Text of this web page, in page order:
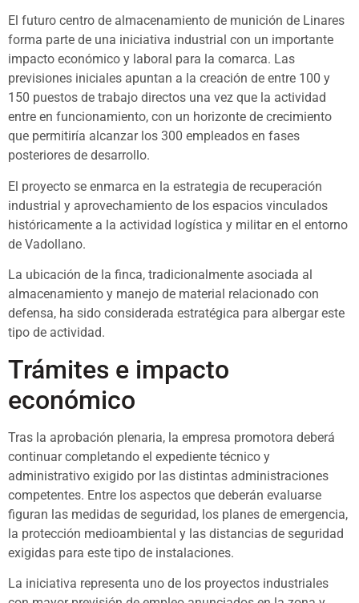
El futuro centro de almacenamiento de munición de Linares
forma parte de una iniciativa industrial con un importante
impacto económico y laboral para la comarca. Las
previsiones iniciales apuntan a la creación de entre 100 y
150 puestos de trabajo directos una vez que la actividad
entre en funcionamiento, con un horizonte de crecimiento
que permitiría alcanzar los 300 empleados en fases
posteriores de desarrollo.
El proyecto se enmarca en la estrategia de recuperación
industrial y aprovechamiento de los espacios vinculados
históricamente a la actividad logística y militar en el entorno
de Vadollano.
La ubicación de la finca, tradicionalmente asociada al
almacenamiento y manejo de material relacionado con
defensa, ha sido considerada estratégica para albergar este
tipo de actividad.
Trámites e impacto
económico
Tras la aprobación plenaria, la empresa promotora deberá
continuar completando el expediente técnico y
administrativo exigido por las distintas administraciones
competentes. Entre los aspectos que deberán evaluarse
figuran las medidas de seguridad, los planes de emergencia,
la protección medioambiental y las distancias de seguridad
exigidas para este tipo de instalaciones.
La iniciativa representa uno de los proyectos industriales